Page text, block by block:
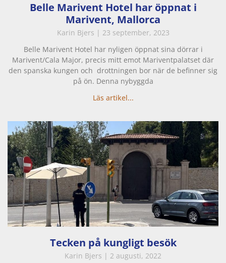
Belle Marivent Hotel har öppnat i
Marivent, Mallorca
Karin Bjers
23 september, 2023
Belle Marivent Hotel har nyligen öppnat sina dörrar i
Marivent/Cala Major, precis mitt emot Mariventpalatset där
den spanska kungen och drottningen bor när de befinner sig
på ön. Denna nybyggda
Läs artikel...
Tecken på kungligt besök
Karin Bjers
2 augusti, 2022